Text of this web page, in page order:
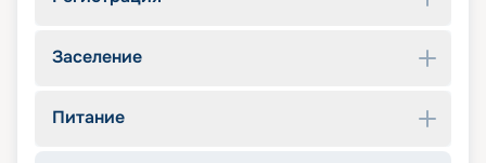
Заселение
Питание